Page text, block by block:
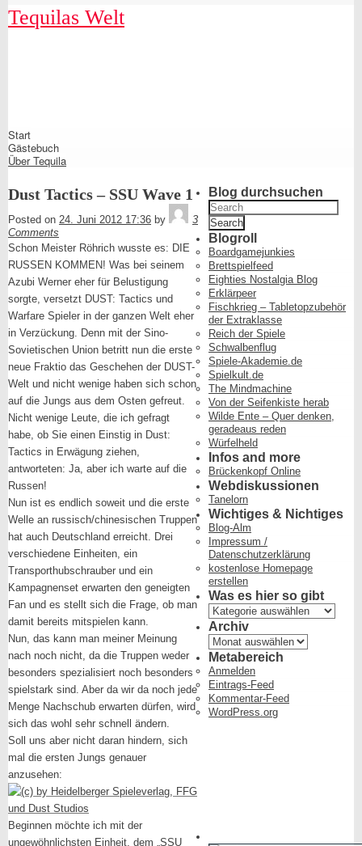
Tequilas Welt
Shrunk
Expand
Primary
Navigation
Start
Gästebuch
Über Tequila
Dust Tactics – SSU Wave 1
Posted on 24. Juni 2012 17:36 by
Tequila
3
Comments
Schon Meister Röhrich wusste es: DIE
RUSSEN KOMMEN! Was bei seinem
Azubi Werner eher für Belustigung
sorgte, versetzt DUST: Tactics und
Warfare Spieler in der ganzen Welt eher
in Verzückung. Denn mit der Sino-
Sovietischen Union betritt nun die erste
neue Fraktio das Geschehen der DUST-
Welt und nicht wenige haben sich schon
auf die Jungs aus dem Osten gefreut.
Nicht wenige Leute, die ich gefragt
habe, ob Sie einen Einstig in Dust:
Tactics in Erwägung ziehen,
antworteten: Ja, aber ich warte auf die
Russen!
Nun ist es endlich soweit und die erste
Welle an russisch/chinesischen Truppen
hat auch Deutschland erreicht. Drei
verschiedene Einheiten, ein
Transporthubschrauber und ein
Kampagnenset erwarten den geneigten
Fan und es stellt sich die Frage, ob man
damit bereits mitspielen kann.
Nun, das kann man meiner Meinung
nach noch nicht, da die Truppen weder
besonders spezialisiert noch besonders
spielstark sind. Aber da wir da noch jede
Menge Nachschub erwarten dürfen, wird
sich das wohl sehr schnell ändern.
Soll uns aber nicht daran hindern, sich
mal die ersten Jungs genauer
anzusehen:
Beginnen möchte ich mit der
ungewöhnlichsten Einheit, dem „SSU
Blog durchsuchen
Search
for:
Blogroll
Boardgamejunkies
Brettspielfeed
Eighties Nostalgia Blog
Erklärpeer
Fischkrieg – Tabletopzubehör
der Extraklasse
Reich der Spiele
Schwalbenflug
Spiele-Akademie.de
Spielkult.de
The Mindmachine
Von der Seifenkiste herab
Wilde Ente – Quer denken,
geradeaus reden
Würfelheld
Infos and more
Brückenkopf Online
Webdiskussionen
Tanelorn
Wichtiges & Nichtiges
Blog-Alm
Impressum /
Datenschutzerklärung
kostenlose Homepage
erstellen
Was es hier so gibt
Was
es
hier
so
gibt
Archiv
Archiv
Metabereich
Anmelden
Eintrags-Feed
Kommentar-Feed
WordPress.org